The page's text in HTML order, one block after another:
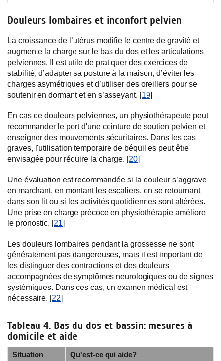
Douleurs lombaires et inconfort pelvien
La croissance de l’utérus modifie le centre de gravité et
augmente la charge sur le bas du dos et les articulations
pelviennes. Il est utile de pratiquer des exercices de
stabilité, d’adapter sa posture à la maison, d’éviter les
charges asymétriques et d’utiliser des oreillers pour se
soutenir en dormant et en s’asseyant. [19]
En cas de douleurs pelviennes, un physiothérapeute peut
recommander le port d'une ceinture de soutien pelvien et
enseigner des mouvements sécuritaires. Dans les cas
graves, l'utilisation temporaire de béquilles peut être
envisagée pour réduire la charge. [20]
Une évaluation est recommandée si la douleur s’aggrave
en marchant, en montant les escaliers, en se retournant
dans son lit ou si les activités quotidiennes sont altérées.
Une prise en charge précoce en physiothérapie améliore
le pronostic. [21]
Les douleurs lombaires pendant la grossesse ne sont
généralement pas dangereuses, mais il est important de
les distinguer des contractions et des douleurs
accompagnées de symptômes neurologiques ou de signes
systémiques. Dans ces cas, un examen médical est
nécessaire. [22]
Tableau 4. Bas du dos et bassin: mesures à
domicile et aide
Situation
Qu'est-ce qui aide?